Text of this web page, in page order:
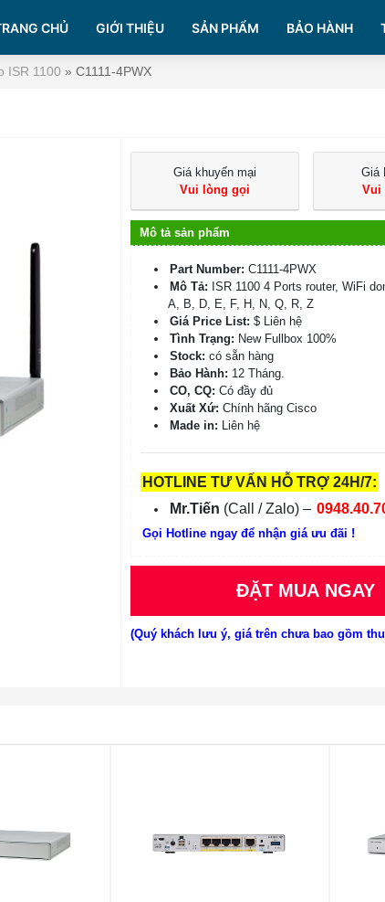
CHỦ GIỚI THIỆU SẢN PHẨM BẢO HÀNH
ISR 1100 » C1111-4PWX
Giá khuyến mại
Vui lòng gọi
Giá
Vui
Mô tả sản phẩm
Part Number: C1111-4PWX
Mô Tả: ISR 1100 4 Ports router, WiFi
A, B, D, E, F, H, N, Q, R, Z
Giá Price List: $ Liên hệ
Tình Trạng: New Fullbox 100%
Stock: có sẵn hàng
Bảo Hành: 12 Tháng.
CO, CQ:Có đầy đủ
Xuất Xứ: Chính hãng Cisco
Made in: Liên hệ
HOTLINE TƯ VẤN HỖ TRỢ 24H/7:
Mr.Tiến (Call / Zalo) –
Gọi Hotline ngay để nhận giá ưu đãi !
ĐẶT MUA NGAY
(Quý khách lưu ý, giá trên chưa bao gồm